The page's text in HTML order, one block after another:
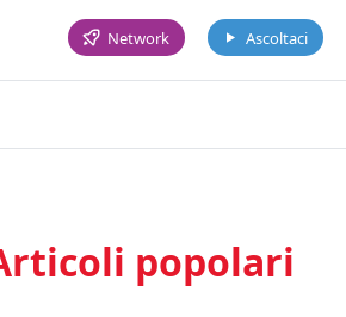
Network Ascoltaci
popolari